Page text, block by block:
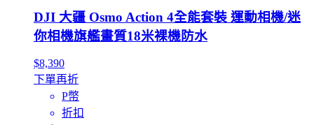
DJI 大疆 Osmo Action 4全能套裝 運動相機/迷
你相機旗艦畫質18米裸機防水
$8,390
下單再折
P幣
折扣